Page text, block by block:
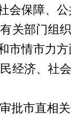
会保障、
关部门组
市情市力
经济、社
批市直相